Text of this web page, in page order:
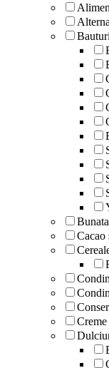
Bauturi